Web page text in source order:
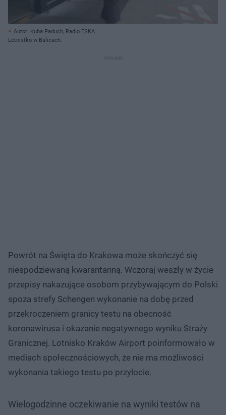
Autor: Kuba Paduch, Radio ESKA
Lotnistko w Balicach.
Powrót na Święta do Krakowa może skończyć się
niespodziewaną kwarantanną. Wczoraj weszły w życie
przepisy nakazujące osobom przybywającym do Polski
spoza strefy Schengen wykonanie na dobę przed
przekroczeniem granicy testu na obecność
koronawirusa i okazanie negatywnego wyniku Straży
Granicznej. Lotnisko Kraków Airport poinformowało w
mediach społecznościowych, że nie ma możliwości
wykonania takiego testu po przylocie.
Wielogodzinne oczekiwanie na wyniki testów na